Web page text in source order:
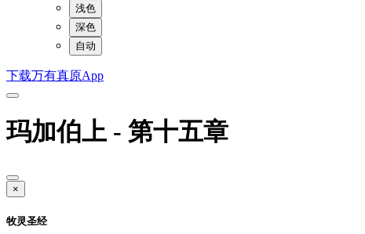
浅色
深色
自动
下载万有真原App
玛加伯上 - 第十五章
×
牧灵圣经